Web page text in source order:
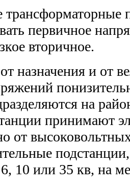
трансформаторные
первичное
вторичное.
назначения и от
на
принимают
от
10 или 35 кв, на